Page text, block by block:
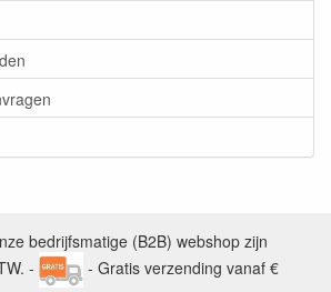
bedrijfsmatige (B2B) webshop zijn
-
- Gratis verzending vanaf €